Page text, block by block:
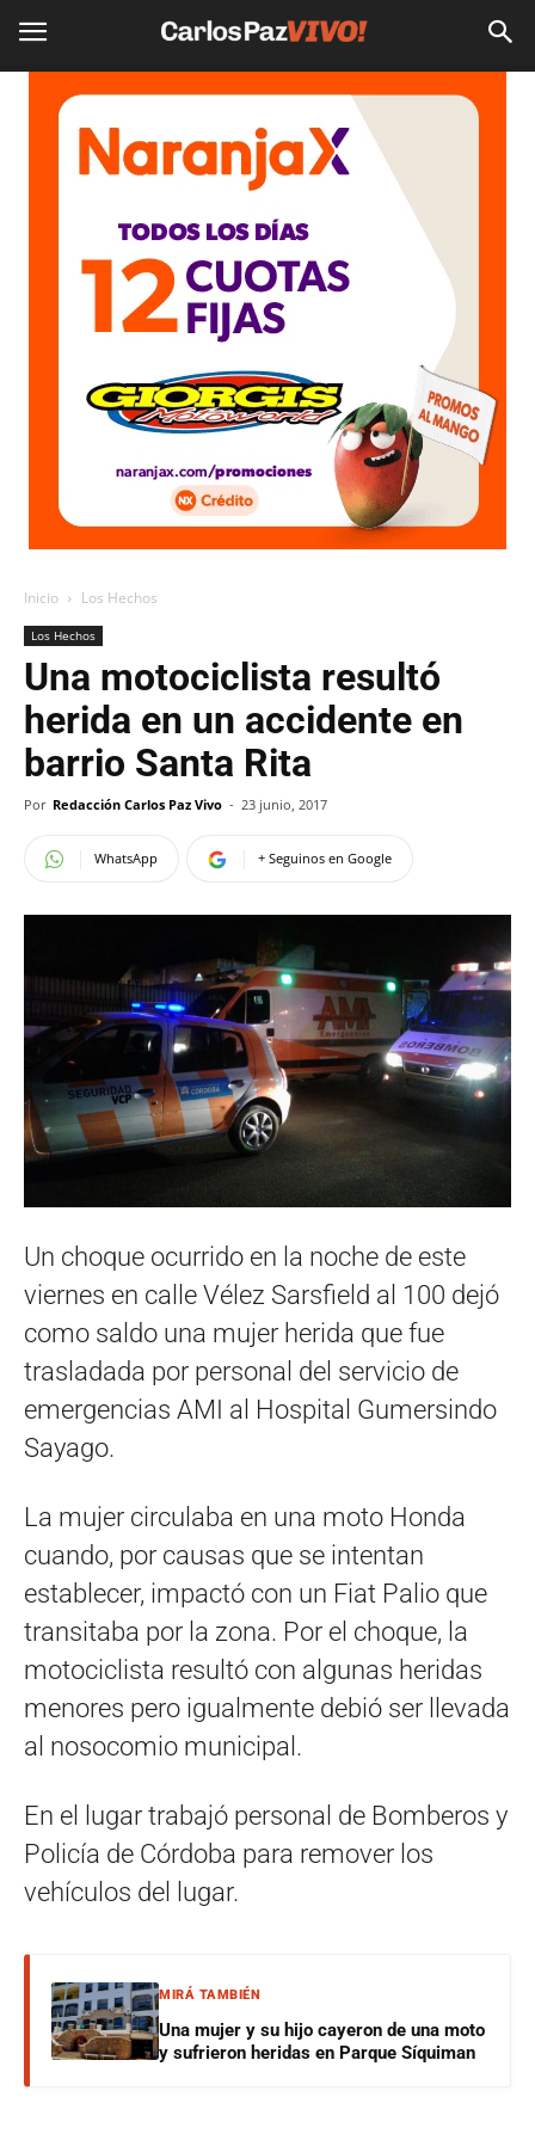
Inicio Los Hechos
Los Hechos
Una motociclista resultó
herida en un accidente en
barrio Santa Rita
Por Redacción Carlos Paz Vivo - 23 junio, 2017
WhatsApp + Seguinos en Google
Un choque ocurrido en la noche de este
viernes en calle Vélez Sarsfield al 100 dejó
como saldo una mujer herida que fue
trasladada por personal del servicio de
emergencias AMI al Hospital Gumersindo
Sayago.
La mujer circulaba en una moto Honda
cuando, por causas que se intentan
establecer, impactó con un Fiat Palio que
transitaba por la zona. Por el choque, la
motociclista resultó con algunas heridas
menores pero igualmente debió ser llevada
al nosocomio municipal.
En el lugar trabajó personal de Bomberos y
Policía de Córdoba para remover los
vehículos del lugar.
MIRÁ TAMBIÉN
Una mujer y su hijo cayeron de una moto
y sufrieron heridas en Parque Síquiman